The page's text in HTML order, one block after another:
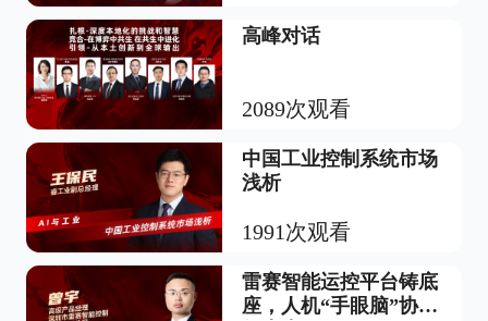
高峰对话
2089次观看
中国工业控制系统市场
浅析
1991次观看
雷赛智能运控平台铸底
座，人机“手眼脑”协同